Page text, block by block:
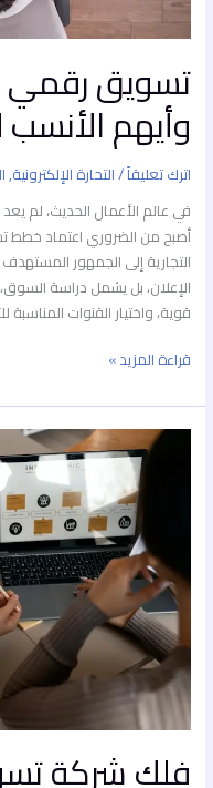
تسويق رقمي
وأيهم الأنسب
اترك تعليقاً/التحارة الإلكترونية,
في عالم الأعمال الحديث، لم
أصبح من الضروري اعتماد
التجارية إلى الجمهور
الإعلان، بل يشمل دراسة
قوية، واختيار القنوات
قراءة المزيد »
فلك شركة
السعودية
–
أفضل
حلول
تسويق
لزيادة
مبيعاتك